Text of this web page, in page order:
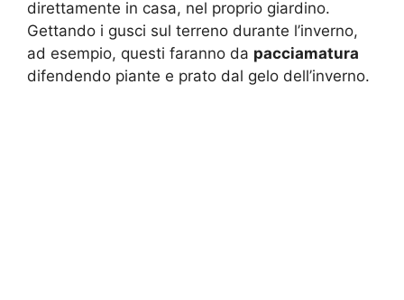
direttamente in casa, nel proprio giardino.
Gettando i gusci sul terreno durante l’inverno,
ad esempio, questi faranno da pacciamatura
difendendo piante e prato dal gelo dell’inverno.